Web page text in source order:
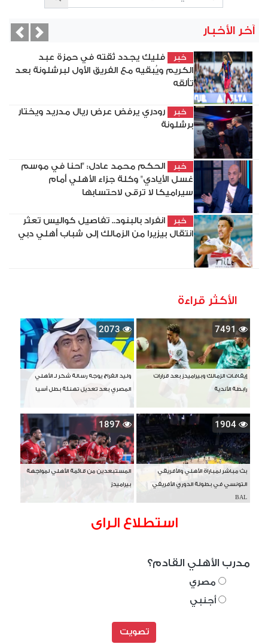
آخر الأخبار
خبر
فليك يجدد ثقته في حمزة عبد
الكريم ويُبقيه مع الفريق الأول لبرشلونة بعد
تألقه
خبر
رودري يرفض عرض ريال مدريد ويختار
برشلونة
خبر
الحكم محمد عادل: "احنا في موسم
غسل الأيادي" وكلة جزاء الأهلي أمام
سيراميكا لا ترقى لاحتسابها
خبر
انفراد بالبنود.. تفاصيل كواليس تعثر
انتقال بيزيرا من الزمالك إلى شباب أهلي دبي
Next
الأكثر قراءة
7491
إيقافات الزمالك وبيراميدز بعد قرارات
رابطة الأندية
2073
وليد الفراج يوجه رسالة شكر لـ الأهلي
المصري بعد تعديل تهنئة بطل آسيا
1904
بث مباشر لمباراة الأهلي والأفريقي
التونسي في بطولة الدوري الأفريقي
BAL
1897
المستبعدين من قائمة الأهلي لمواجهة
بيراميدز
استطلاع الراى
مدرب الأهلي القادم؟
مصري
أجنبي
تصويت